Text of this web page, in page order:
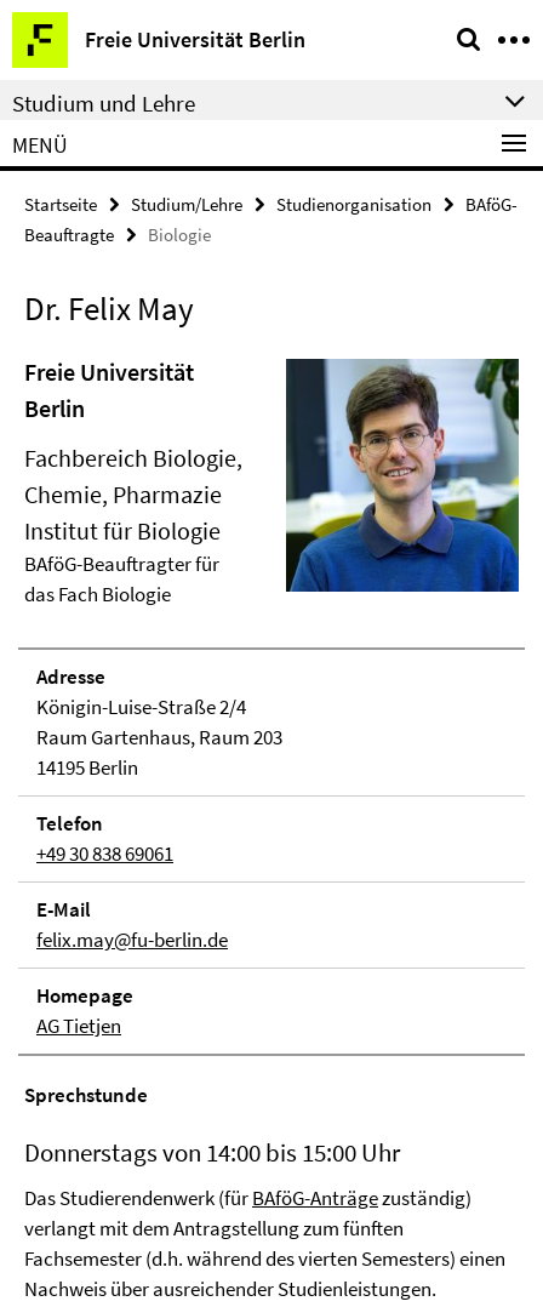
Springe
direkt
zu
Inhalt
Freie Universität Berlin
Service-
Navigation
Studium und Lehre
MENÜ
Startseite Studium/Lehre Studienorganisation
BAföG-
Beauftragte
Biologie
Dr. Felix May
Freie Universität
Berlin
Fachbereich Biologie,
Chemie, Pharmazie
Institut für Biologie
BAföG-Beauftragter für
das Fach Biologie
Adresse
Königin-Luise-Straße 2/4
Raum Gartenhaus, Raum 203
14195 Berlin
Telefon
+49 30 838 69061
E-Mail
felix.may@fu-berlin.de
Homepage
AG Tietjen
Sprechstunde
Donnerstags von 14:00 bis 15:00 Uhr
Das Studierendenwerk (fürBAföG-Anträgezuständig)
verlangt mit dem Antragstellung zum fünften
Fachsemester (d.h. während des vierten Semesters) einen
Nachweis über ausreichender Studienleistungen.